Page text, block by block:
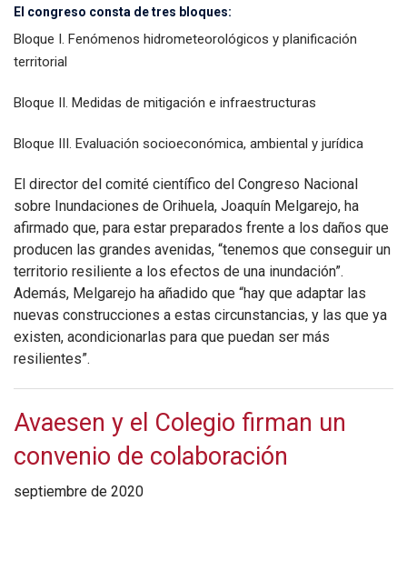
El congreso consta de tres bloques:
Bloque I. Fenómenos hidrometeorológicos y planificación
territorial
Bloque II. Medidas de mitigación e infraestructuras
Bloque III. Evaluación socioeconómica, ambiental y jurídica
El director del comité científico del Congreso Nacional
sobre Inundaciones de Orihuela, Joaquín Melgarejo, ha
afirmado que, para estar preparados frente a los daños que
producen las grandes avenidas, “tenemos que conseguir un
territorio resiliente a los efectos de una inundación”.
Además, Melgarejo ha añadido que “hay que adaptar las
nuevas construcciones a estas circunstancias, y las que ya
existen, acondicionarlas para que puedan ser más
resilientes”.
Avaesen y el Colegio firman un
convenio de colaboración
septiembre de 2020